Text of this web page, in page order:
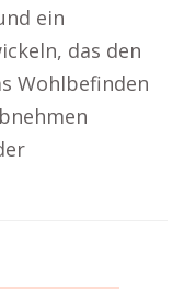
ein
das den
Wohlbefinden